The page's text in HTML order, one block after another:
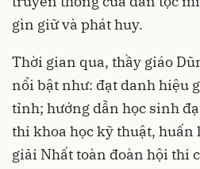
gìn giữ và phát huy.
Thời gian qua, thầy giáo
nổi bật như: đạt danh hiệu
tỉnh; hướng dẫn học sinh
thi khoa học kỹ thuật,
giải Nhất toàn đoàn hội thi